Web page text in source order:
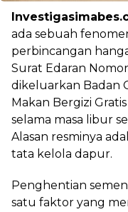
ada sebuah
perbincangan
Surat Edaran
dikeluarkan Badan
Makan Bergizi
selama masa libur
Alasan resminya
tata kelola dapur.
Penghentian
satu faktor yang